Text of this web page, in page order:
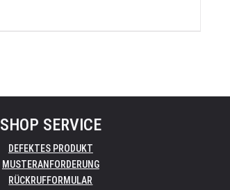
SHOP SERVICE
DEFEKTES PRODUKT
MUSTERANFORDERUNG
RÜCKRUFFORMULAR